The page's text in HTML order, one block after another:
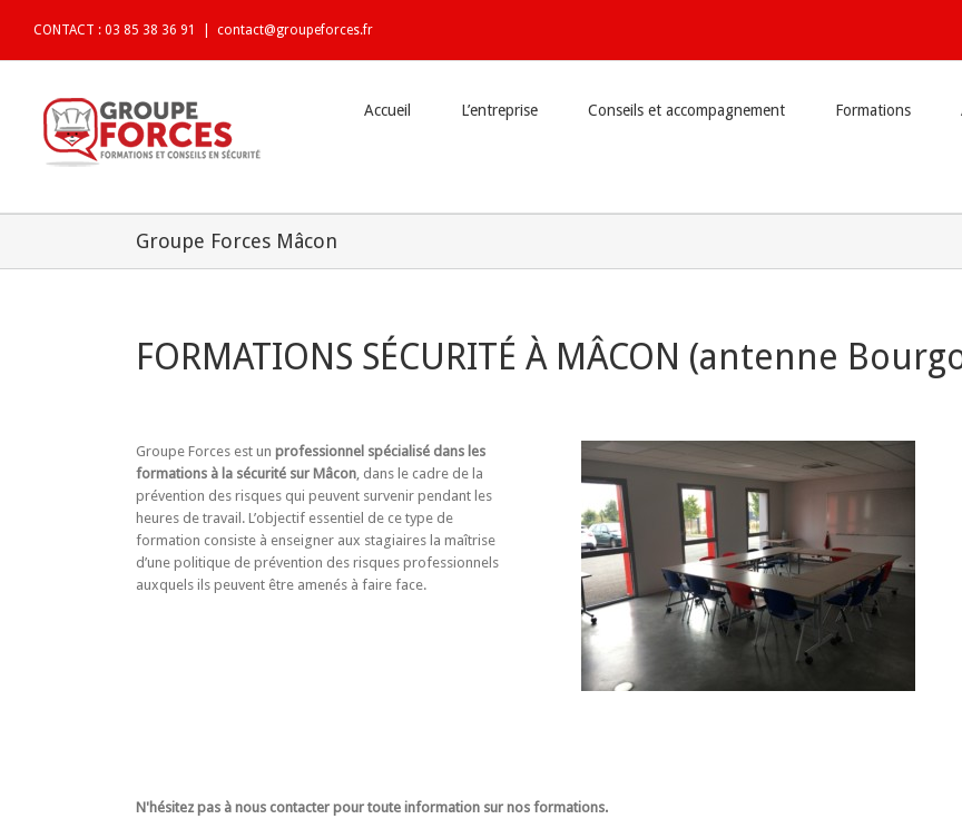
CONTACT : 03 85 38 36 91 contact@groupeforces.fr
Accueil L’entreprise Conseils et accompagnement Formations
Groupe Forces Mâcon
FORMATIONS SÉCURITÉ À MÂCON (antenne
Groupe Forces est un professionnel spécialisé dans les
formations à la sécurité sur Mâcon, dans le cadre de la
prévention des risques qui peuvent survenir pendant les
heures de travail. L’objectif essentiel de ce type de
formation consiste à enseigner aux stagiaires la maîtrise
d’une politique de prévention des risques professionnels
auxquels ils peuvent être amenés à faire face.
N'hésitez pas à nous contacter pour toute information sur nos formations.